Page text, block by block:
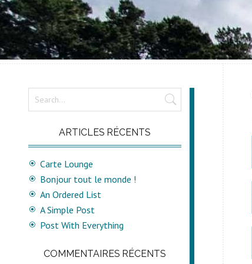
ARTICLES RÉCENTS
Carte Lounge
Bonjour tout le monde !
An Ordered List
A Simple Post
Post With Everything
COMMENTAIRES RÉCENTS